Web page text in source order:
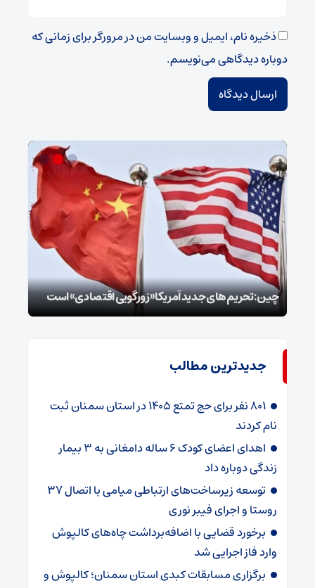
ذخیره نام، ایمیل و وبسایت من در مرورگر برای زمانی که
دوباره دیدگاهی می‌نویسم.
چین: تحریم‌های جدید آمریکا «زورگویی اقتصادی» است
جدیدترین مطالب
۸۰۱ نفر برای حج تمتع ۱۴۰۵ در استان سمنان ثبت
نام کردند
اهدای اعضای کودک ۶ ساله دامغانی به ۳ بیمار
زندگی دوباره داد
توسعه زیرساخت‌های ارتباطی میامی با اتصال ۳۷
روستا و اجرای فیبر نوری
برخورد قضایی با اضافه‌برداشت چاه‌های کالپوش
وارد فاز اجرایی شد
برگزاری مسابقات کبدی استان سمنان؛ کالپوش و